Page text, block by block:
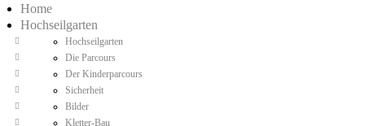
Home
Hochseilgarten
Hochseilgarten
Die Parcours
Der Kinderparcours
Sicherheit
Bilder
Kletter-Bau